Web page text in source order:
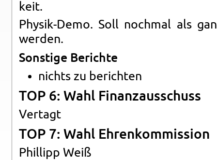
keit.
Phy­sik-De­mo. Soll noch­mal als
wer­den.
Sons­ti­ge Be­rich­te
nichts zu be­rich­ten
TOP 6: Wahl Fi­nanz­aus­schuss
Ver­tagt
TOP 7: Wahl Eh­ren­kom­mis­si­on
Phil­lipp Weiß